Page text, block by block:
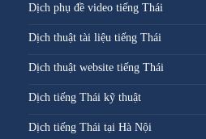
Dịch phụ đề video tiếng Thái
Dịch thuật tài liệu tiếng Thái
Dịch thuật website tiếng Thái
Dịch tiếng Thái kỹ thuật
Dịch tiếng Thái tại Hà Nội